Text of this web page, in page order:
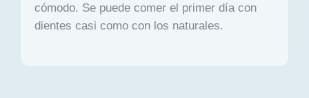
cómodo. Se puede comer el primer día con
dientes casi como con los naturales.